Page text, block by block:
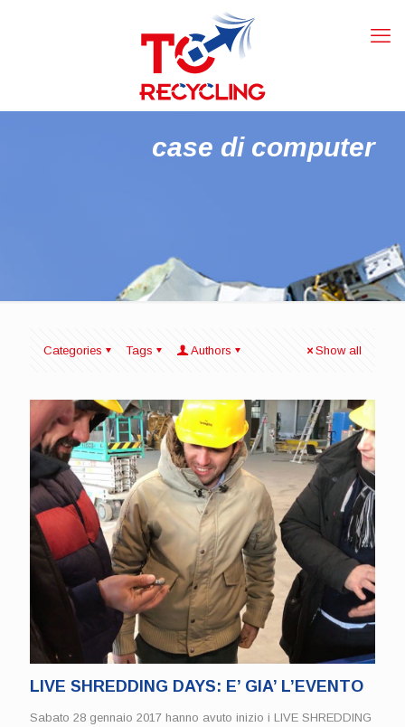
case di computer
Categories Tags Authors Show all
LIVE SHREDDING DAYS: E’ GIA’ L’EVENTO
Sabato 28 gennaio 2017 hanno avuto inizio i LIVE SHREDDING